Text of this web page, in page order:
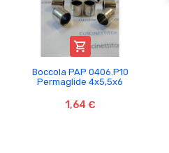

Boccola PAP 0406.P10
Permaglide 4x5,5x6
1,64 €